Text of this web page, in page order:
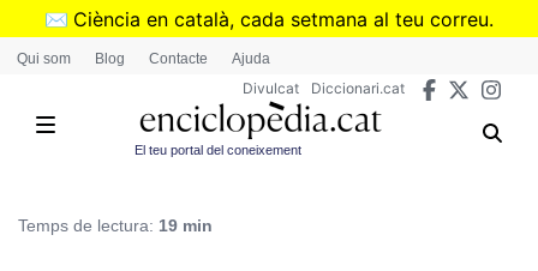
Vés
✉️ Ciència en català, cada setmana al teu correu.
➜Subscriu-te al butlletí de Divulcat
Qui som Blog Contacte Ajuda
Divulcat Diccionari.cat
El teu portal del coneixement
Temps de lectura: 19 min